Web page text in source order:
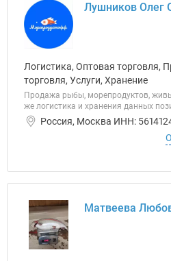
Лушников Олег
Логистика, Оптовая торговля,
торговля, Услуги, Хранение
Продажа рыбы, морепродуктов,
же логистика и хранения данных
Россия, Москва ИНН:
Матвеева